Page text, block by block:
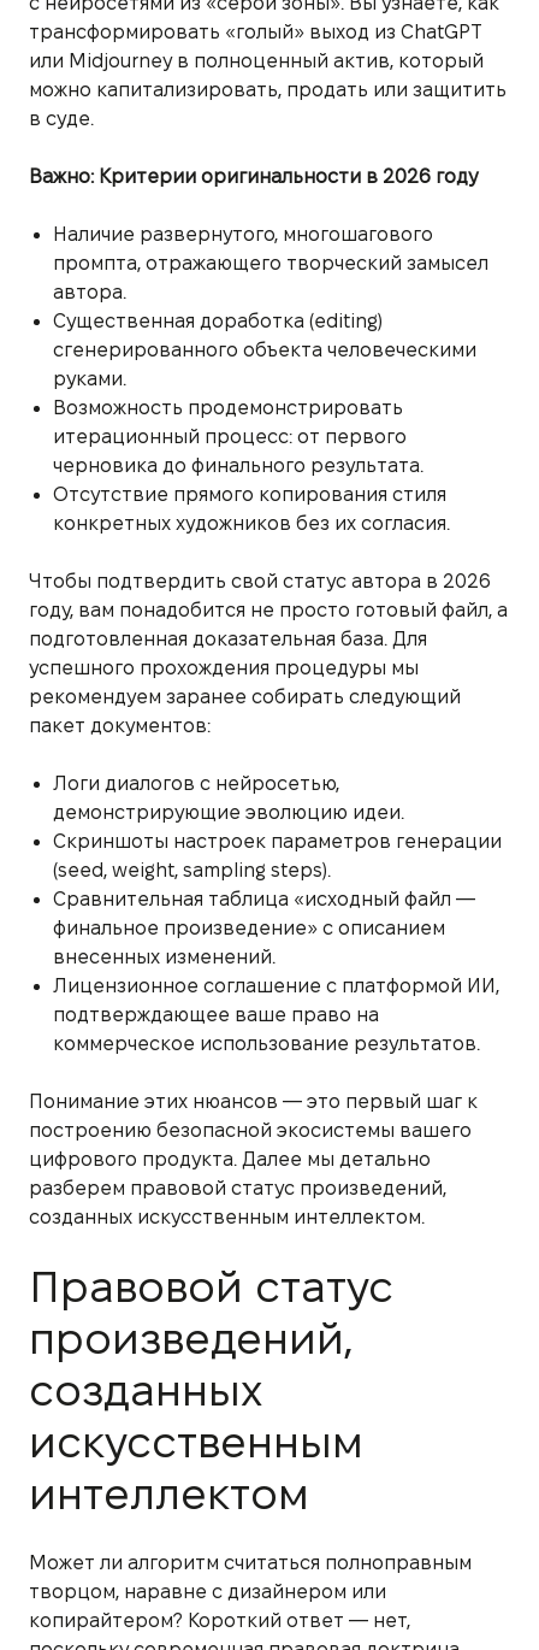
трансформировать «голый» выход из ChatGPT
или Midjourney в полноценный актив, который
можно капитализировать, продать или защитить
в суде.
Важно: Критерии оригинальности в 2026 году
Наличие развернутого, многошагового
промпта, отражающего творческий замысел
автора.
Существенная доработка (editing)
сгенерированного объекта человеческими
руками.
Возможность продемонстрировать
итерационный процесс: от первого
черновика до финального результата.
Отсутствие прямого копирования стиля
конкретных художников без их согласия.
Чтобы подтвердить свой статус автора в 2026
году, вам понадобится не просто готовый файл, а
подготовленная доказательная база. Для
успешного прохождения процедуры мы
рекомендуем заранее собирать следующий
пакет документов:
Логи диалогов с нейросетью,
демонстрирующие эволюцию идеи.
Скриншоты настроек параметров генерации
(seed, weight, sampling steps).
Сравнительная таблица «исходный файл —
финальное произведение» с описанием
внесенных изменений.
Лицензионное соглашение с платформой ИИ,
подтверждающее ваше право на
коммерческое использование результатов.
Понимание этих нюансов — это первый шаг к
построению безопасной экосистемы вашего
цифрового продукта. Далее мы детально
разберем правовой статус произведений,
созданных искусственным интеллектом.
Правовой статус
произведений,
созданных
искусственным
интеллектом
Может ли алгоритм считаться полноправным
творцом, наравне с дизайнером или
копирайтером? Короткий ответ — нет,